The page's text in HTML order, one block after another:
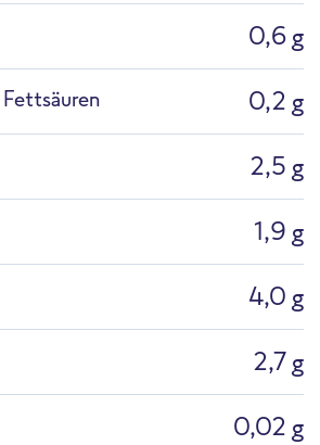
0,6 g
0,2 g
2,5 g
1,9 g
4,0 g
2,7 g
0,02 g
Kochtopf Auftauen
Kräuter Schnittlauch